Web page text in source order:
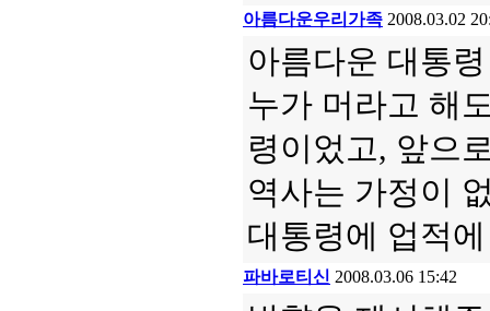
아름다운우리가족 2008.03.02
아름다운 대통령
누가 머라고 해
령이었고, 앞으
역사는 가정이
대통령에 업적
파바로티신 2008.03.06 15:42